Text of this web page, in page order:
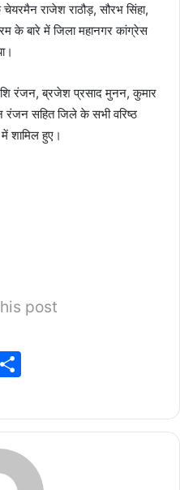
राजेश राठौड़, सौरभ सिंहा,
के बारे में जिला महानगर कांग्रेस
शशि रंजन, ब्रजेश प्रसाद मुनन, कुमार
रंजन सहित जिले के सभी वरिष्ठ
शामिल हुए।
post
ar
e